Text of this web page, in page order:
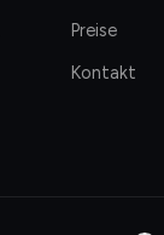
Preise
Kontakt